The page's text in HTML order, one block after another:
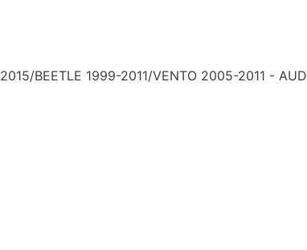
BEETLE 1999-2011/VENTO 2005-2011 -